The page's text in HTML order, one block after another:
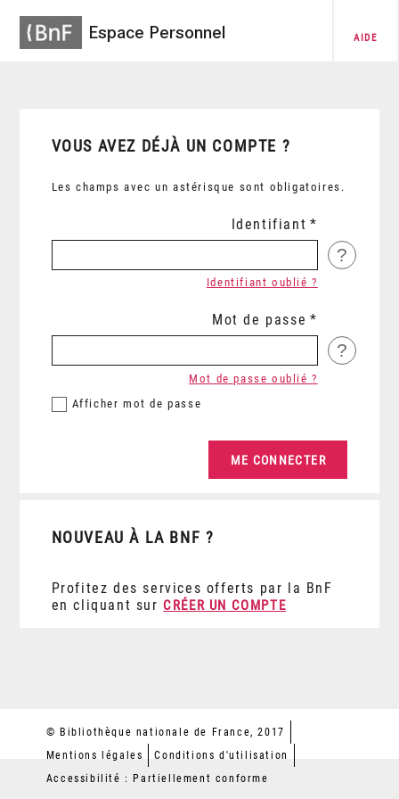
Espace Personnel AIDE
VOUS AVEZ DÉJÀ UN COMPTE ?
Les champs avec un astérisque sont obligatoires.
Identifiant
?
Identifiant oublié ?
Mot de passe
?
Afficher mot de passe
Mot de passe oublié ?
NOUVEAU À LA BNF ?
Profitez des services offerts par la BnF
en cliquant sur CRÉER UN COMPTE
© Bibliothèque nationale de France, 2017
Mentions légales
Conditions d'utilisation
Accessibilité : Partiellement conforme